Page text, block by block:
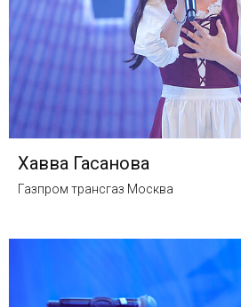
Хавва Гасанова
Газпром трансгаз Москва